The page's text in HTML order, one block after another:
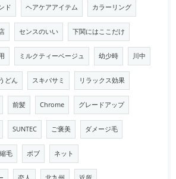
ド ヘアケアアイテム カラーリング
センスのいい 下関にはここだけ
ミルクティーベージュ 幼少時 川中
どん スキバサミ リラックス効果
前髪 Chrome グレードアップ
SUNTEC ご褒美 ダメージ毛
縮毛 ボブ ネット